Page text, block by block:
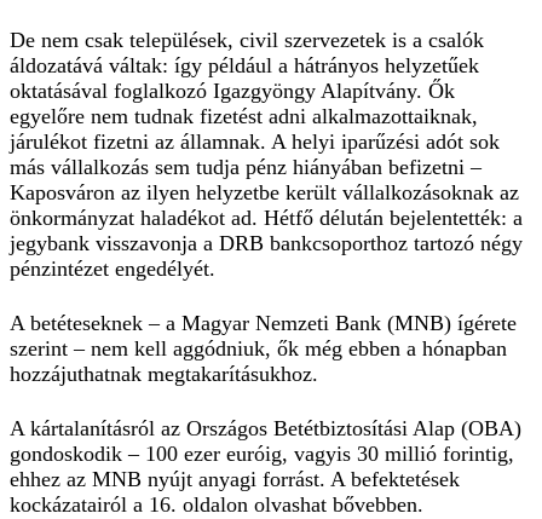
De nem csak települések, civil szervezetek is a csalók
áldozatává váltak: így például a hátrányos helyzetűek
oktatásával foglalkozó Igazgyöngy Alapítvány. Ők
egyelőre nem tudnak fizetést adni alkalmazottaiknak,
járulékot fizetni az államnak. A helyi iparűzési adót sok
más vállalkozás sem tudja pénz hiányában befizetni –
Kaposváron az ilyen helyzetbe került vállalkozásoknak az
önkormányzat haladékot ad. Hétfő délután bejelentették: a
jegybank visszavonja a DRB bankcsoporthoz tartozó négy
pénzintézet engedélyét.
A betéteseknek – a Magyar Nemzeti Bank (MNB) ígérete
szerint – nem kell aggódniuk, ők még ebben a hónapban
hozzájuthatnak megtakarításukhoz.
A kártalanításról az Országos Betétbiztosítási Alap (OBA)
gondoskodik – 100 ezer euróig, vagyis 30 millió forintig,
ehhez az MNB nyújt anyagi forrást. A befektetések
kockázatairól a 16. oldalon olvashat bővebben.